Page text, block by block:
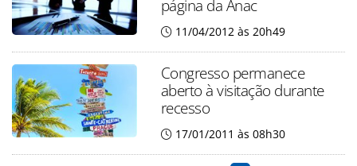
página da Anac
11/04/2012 às 20h49
Congresso permanece
aberto à visitação durante
recesso
17/01/2011 às 08h30